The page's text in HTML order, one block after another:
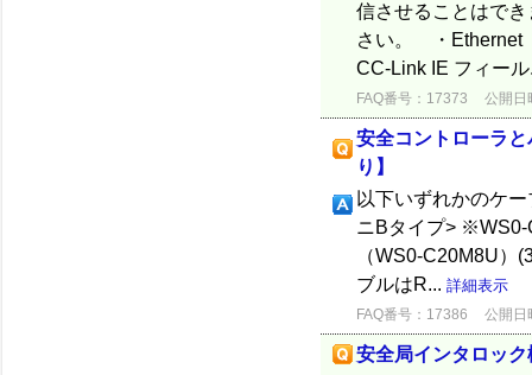
信させることはで
さい。 ・Ethernet
CC-Link IE フィー
FAQ番号：17373 公開日
安全コントローラ
り】
以下いずれかのケ
ニBタイプ> ※WS0-
（WS0-C20M8U
ブルはR... 詳細表示
FAQ番号：17386 公開日
安全局インタロッ